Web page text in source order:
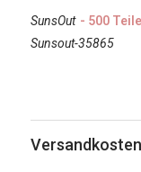
SunsOut - 500 Teile
Sunsout-35865